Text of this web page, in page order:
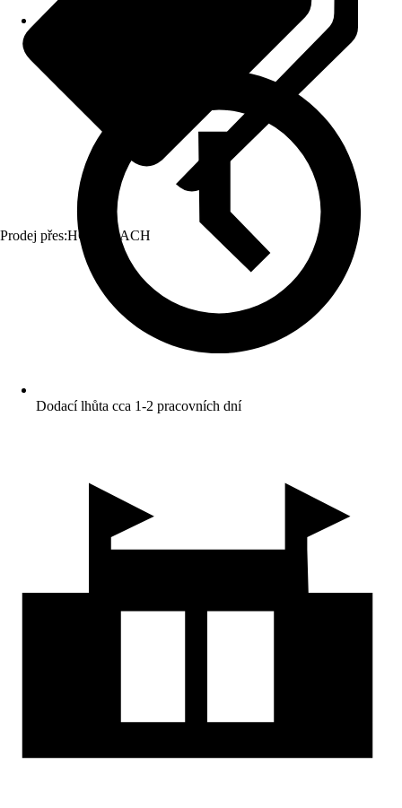
Prodej přes:HORNBACH
Dodací lhůta cca 1-2 pracovních dní